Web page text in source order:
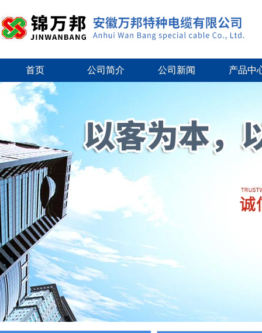
首页 公司简介 公司新闻 产品中